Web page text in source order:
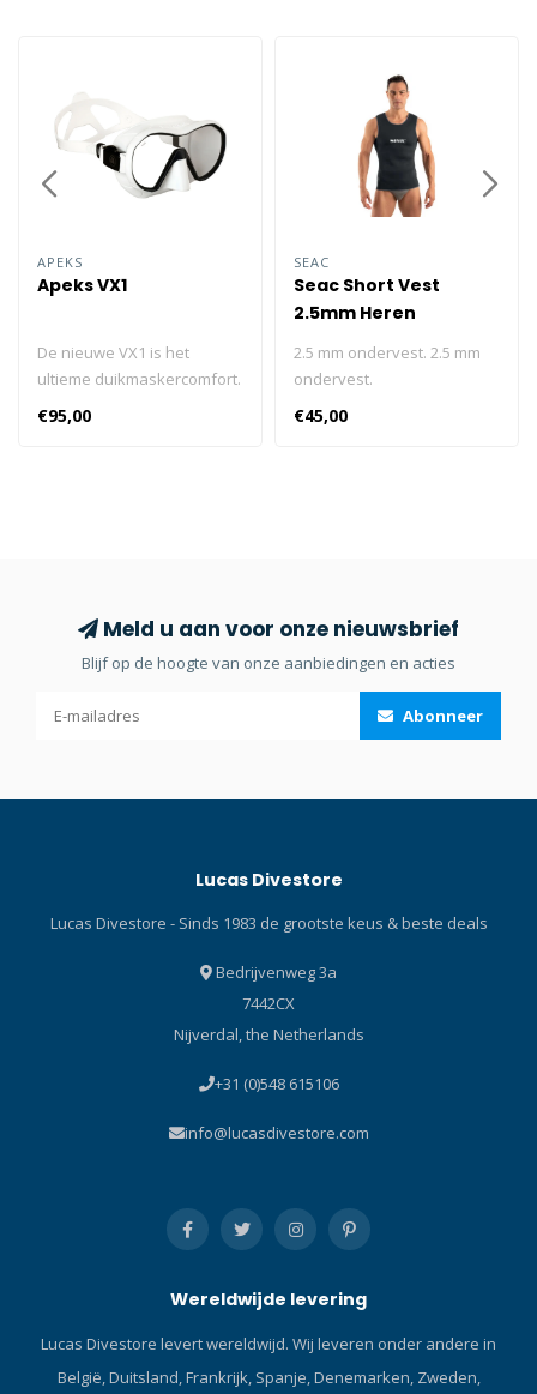
APEKS
Apeks VX1
De nieuwe VX1 is het
ultieme duikmaskercomfort.
Lichtgewicht, frameloos en
met een Pure Clear-lens
te verwijderen en te
egaliseren is. Pure Clear-
lens biedt maximale
vervorming. Snelsluitingen
voor de beste pasvorm,
glanzende delen op de
een betere afdichting en
het comfort. Eersteklas,
siliconen van chirurgische
comfortabele siliconen
neopreenband, allemaal in
geproduceerd in Italië. Klik
de ABC-set!De nieuwe VX1
duikmaskercomfort.
Lichtgewicht, frameloos en
€95,00
SEAC
Seac Short Vest
2.5mm Heren
2.5 mm ondervest. 2.5 mm
ondervest.
€45,00
Meld u aan voor onze nieuwsbrief
Blijf op de hoogte van onze aanbiedingen en acties
Abonneer
Lucas Divestore
Lucas Divestore - Sinds 1983 de grootste keus & beste deals
Bedrijvenweg 3a
7442CX
Nijverdal, the Netherlands
+31 (0)548 615106
info@lucasdivestore.com
Wereldwijde levering
Lucas Divestore levert wereldwijd. Wij leveren onder andere in
België, Duitsland, Frankrijk, Spanje, Denemarken, Zweden,